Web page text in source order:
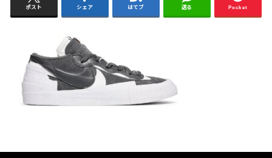
ポスト シェア はてブ 送る Pocket